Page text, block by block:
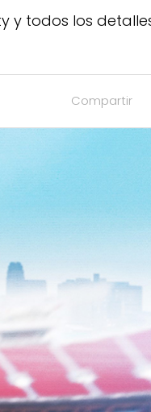
y todos los
Compartir